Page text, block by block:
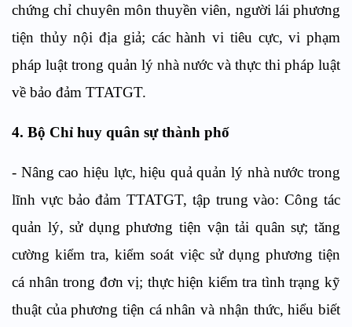
chứng chỉ chuyên môn thuyền viên, người lái phương
tiện thủy nội địa giả; các hành vi tiêu cực, vi phạm
pháp luật trong quản lý nhà nước và thực thi pháp luật
về bảo đảm TTATGT.
4. Bộ Chỉ huy quân sự thành phố
- Nâng cao hiệu lực, hiệu quả quản lý nhà nước trong
lĩnh vực bảo đảm TTATGT, tập trung vào: Công tác
quản lý, sử dụng phương tiện vận tải quân sự; tăng
cường kiểm tra, kiểm soát việc sử dụng phương tiện
cá nhân trong đơn vị; thực hiện kiểm tra tình trạng kỹ
thuật của phương tiện cá nhân và nhận thức, hiểu biết